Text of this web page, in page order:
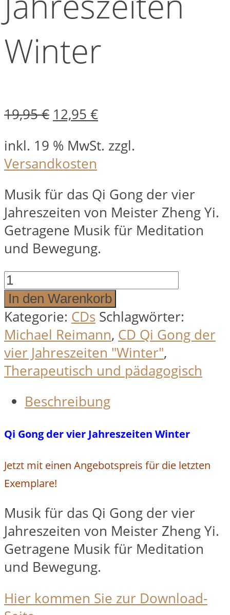
Winter
19,95€ Ursprünglicher
war:
19,95 €
12,95 €Aktueller
ist:
inkl. 19 % MwSt. zzgl.
Versandkosten
Musik für das Qi Gong der vier
Jahreszeiten von Meister Zheng Yi.
Getragene Musik für Meditation
und Bewegung.
Qi
Gong
der
vier
Jahreszeiten
Winter
In den Warenkorb
Kategorie: CDs Schlagwörter:
Michael Reimann, CD Qi Gong der
vier Jahreszeiten "Winter",
Therapeutisch und pädagogisch
Beschreibung
Qi Gong der vier Jahreszeiten Winter
Jetzt mit einen Angebotspreis für die letzten
Exemplare!
Musik für das Qi Gong der vier
Jahreszeiten von Meister Zheng Yi.
Getragene Musik für Meditation
und Bewegung.
Hier kommen Sie zur Download-